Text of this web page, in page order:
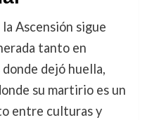
Ascensión sigue
tanto en
dejó huella,
su martirio es un
entre culturas y